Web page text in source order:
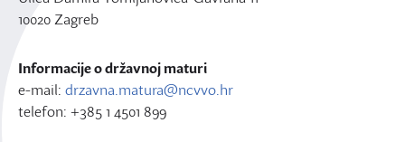
10020 Zagreb
Informacije o državnoj maturi
e-mail: drzavna.matura@ncvvo.hr
telefon: +385 1 4501 899